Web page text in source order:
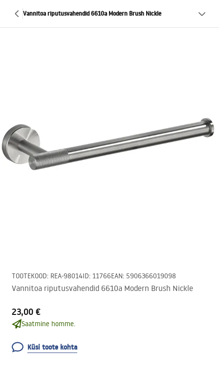
Vannitoa riputusvahendid 6610a Modern Brush Nickle
TOOTEKOOD: REA-98014ID: 11766EAN: 5906366019098
Vannitoa riputusvahendid 6610a Modern Brush Nickle
23,00 €
Saatmine homme.
Küsi toote kohta